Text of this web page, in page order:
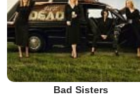
Bad Sisters